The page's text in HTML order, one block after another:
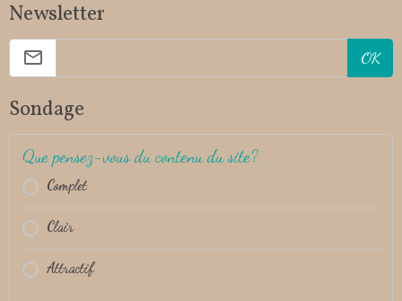
Newsletter
OK
Sondage
Que pensez-vous du contenu du site?
Complet
Clair
Attractif